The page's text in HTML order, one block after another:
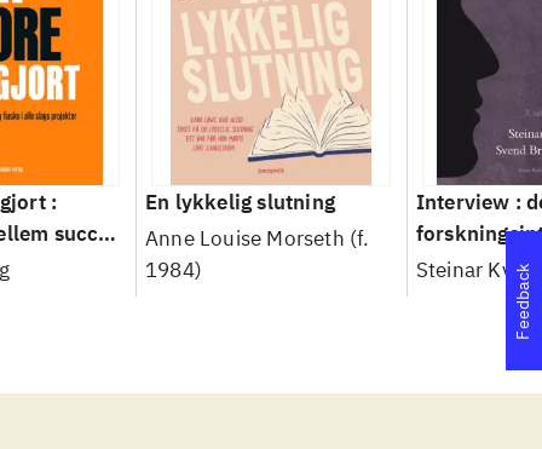
:
succes
slags
En lykkelig slutning
Anne Louise Morseth (f.
1984)
Interview :
håndværk
Steinar Kvale
Feedback